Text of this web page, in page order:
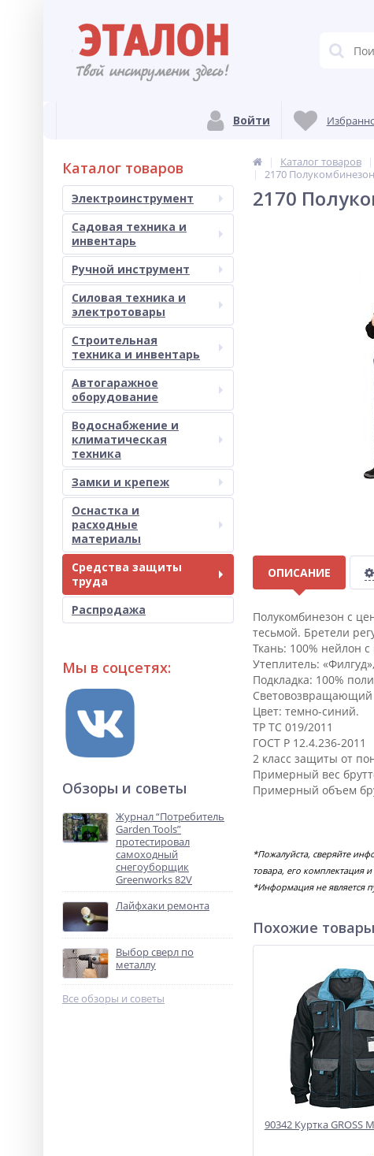
Войти
Каталог товаров
Электроинструмент
Садовая техника и
инвентарь
Ручной инструмент
Силовая техника и
электротовары
Строительная
техника и инвентарь
Автогаражное
оборудование
Водоснабжение и
климатическая
техника
Замки и крепеж
Оснастка и
расходные
материалы
Средства защиты
труда
Распродажа
Мы в соцсетях:
Обзоры и советы
Журнал “Потребитель
Garden Tools”
протестировал
самоходный
снегоуборщик
Greenworks 82V
Лайфхаки ремонта
Выбор сверл по
металлу
Все обзоры и советы
Каталог товаров
2170
2170
ОПИСАНИЕ
Полукомбинезон с
тесьмой. Бретели
Ткань: 100% нейлон
Утеплитель:
Подкладка: 100%
Световозвращающий
Цвет: темно-синий.
ТР ТС 019/2011
ГОСТ Р 12.4.236-2011
2 класс защиты от
Примерный вес
Примерный объем
*Пожалуйста, сверяйте
товара, его комплектация
*Информация не является
Похожие товары
90342 Куртка GROSS M